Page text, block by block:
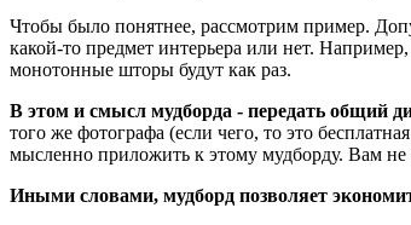
Чтобы было понятнее, рассмотрим пример.
какой-то предмет интерьера или нет.
монотонные шторы будут как раз.
В этом и смысл мудборда - передать общий
того же фотографа (если чего, то это
мысленно приложить к этому мудборду. Вам не
Иными словами, мудборд позволяет